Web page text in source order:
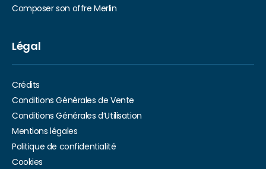
Composer son offre Merlin
Légal
Crédits
Conditions Générales de Vente
Conditions Générales d’Utilisation
Mentions légales
Politique de confidentialité
Cookies